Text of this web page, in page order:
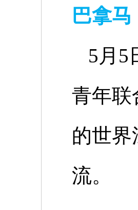
巴拿马
5 月 5
青年联
的世
流。